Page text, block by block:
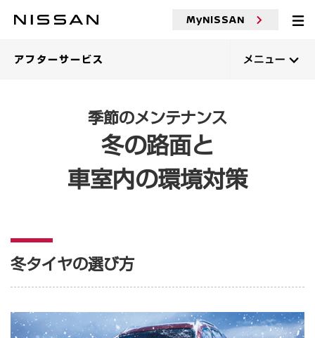
MyNISSAN
アフターサービス メニュー
季節のメンテナンス
冬の路面と
車室内の環境対策
冬タイヤの選び方